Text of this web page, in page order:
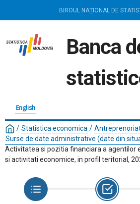
BIROUL NAȚIONAL DE
Banca
English
/ Statistica economica /
Surse de date administrative (date din
Activitatea si pozitia financiara a agentilor
si activitati economice, in profil teritorial,